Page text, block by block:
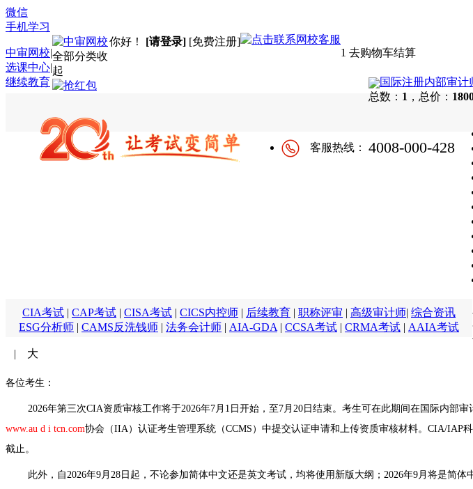
微信
手机学习
中审网校|
选课中心|
继续教育
你好！ [请登录] [免费注册]
1 去购物车结算
国际注册内部审
总数： 1 ，总价：
客服热线： 4008-000-428
全部分类收
起
CIA考试 | CAP考试 | CISA考试 | CICS内控师 | 后续教育 | 职称评审 | 高级审计师| 综合资讯
ESG分析师 | CAMS反洗钱师 | 法务会计师 | AIA-GDA | CCSA考试 | CRMA考试 | AAIA考试
| 大
各位考生：
2026年第三次CIA资质审核工作将于2026年7月1日开始，至7月20日结束。考生可在此期间在国际内部审
www.au d i tcn.com协会（IIA）认证考生管理系统（CCMS）中提交认证申请和上传资质审核材料。 CIA/IAP
截止。
此外，自2026年9月28日起，不论参加简体中文还是英文考试，均将使用新版大纲；2026年9月将是简